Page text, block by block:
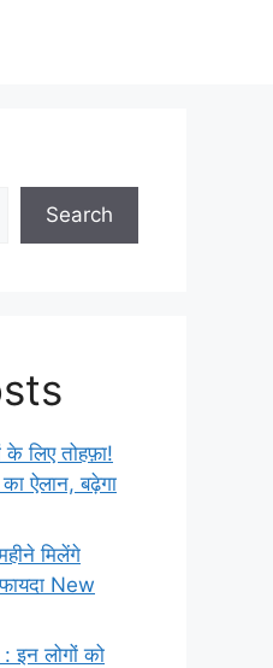
Search
के लिए तोहफ़ा!
ऐलान, बढ़ेगा
मिलेंगे
New
लोगों को